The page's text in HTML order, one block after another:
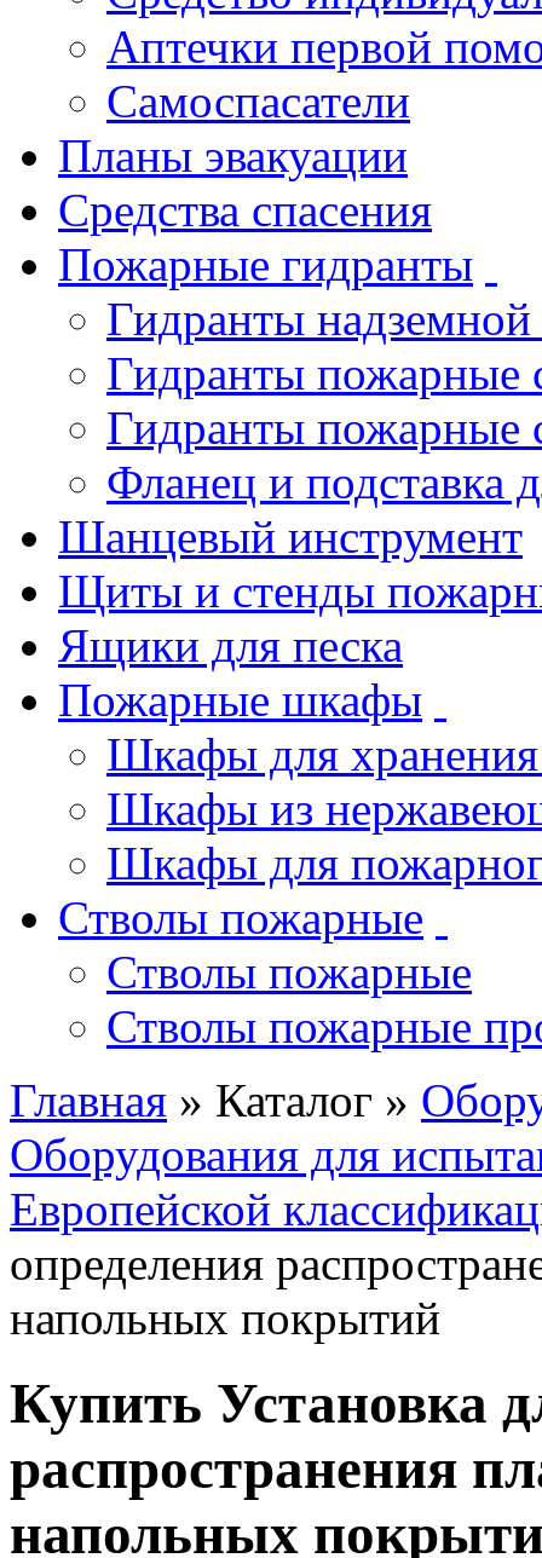
Аптечки первой
Самоспасатели
Планы эвакуации
Средства спасения
Пожарные гидранты
Гидранты
Гидранты пожарные
Гидранты пожарные
Фланец и подставка
Шанцевый инструмент
Щиты и стенды
Ящики для песка
Пожарные шкафы
Шкафы для хранения
Шкафы из
Шкафы для
Стволы пожарные
Стволы пожарные
Стволы пожарные
Главная » Каталог »
Оборудования для
Европейской
определения
напольных покрытий
Купить Установка
распространения
напольных